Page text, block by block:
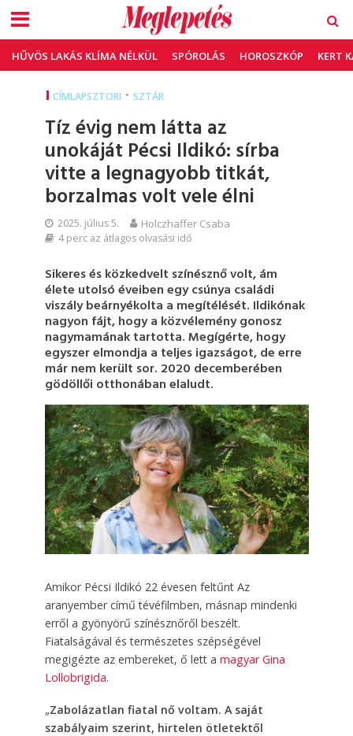
HŰVÖS LAKÁS KLÍMA NÉLKÜL SPÓROLÁS HOROSZKÓP KERT
CÍMLAPSZTORI • SZTÁR
Tíz évig nem látta az
unokáját Pécsi Ildikó: sírba
vitte a legnagyobb titkát,
borzalmas volt vele élni
2025. július 5. Holczhaffer Csaba
4 perc az átlagos olvasási idő
Sikeres és közkedvelt színésznő volt, ám
élete utolsó éveiben egy csúnya családi
viszály beárnyékolta a megítélését. Ildikónak
nagyon fájt, hogy a közvélemény gonosz
nagymamának tartotta. Megígérte, hogy
egyszer elmondja a teljes igazságot, de erre
már nem került sor. 2020 decemberében
gödöllői otthonában elaludt.
Amikor Pécsi Ildikó 22 évesen feltűnt Az
aranyember című tévéfilmben, másnap mindenki
erről a gyönyörű színésznőről beszélt.
Fiatalságával és természetes szépségével
megigézte az embereket, ő lett a magyar Gina
Lollobrigida.
„Zabolázatlan fiatal nő voltam. A saját
szabályaim szerint, hirtelen ötletektől